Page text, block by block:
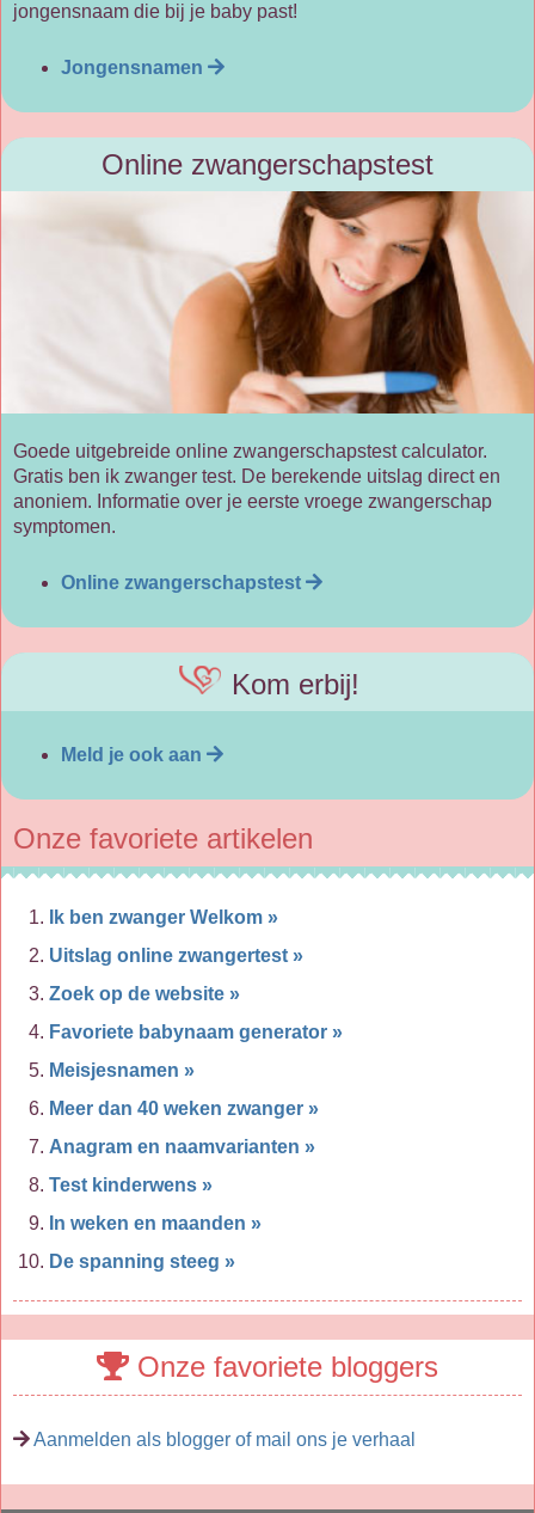
jongensnaam die bij je baby past!
Jongensnamen
Online zwangerschapstest
Goede uitgebreide online zwangerschapstest calculator.
Gratis ben ik zwanger test. De berekende uitslag direct en
anoniem. Informatie over je eerste vroege zwangerschap
symptomen.
Online zwangerschapstest
Kom erbij!
Meld je ook aan
Onze favoriete artikelen
Ik ben zwanger Welkom »
Uitslag online zwangertest »
Zoek op de website »
Favoriete babynaam generator »
Meisjesnamen »
Meer dan 40 weken zwanger »
Anagram en naamvarianten »
Test kinderwens »
In weken en maanden »
De spanning steeg »
Onze favoriete bloggers
Aanmelden als blogger of mail ons je verhaal